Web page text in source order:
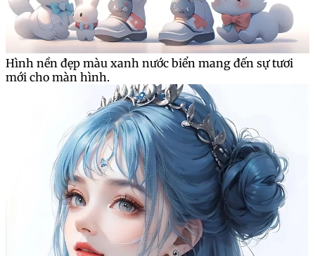
Hình nền đẹp màu xanh nước biển mang đến sự tươi
mới cho màn hình.